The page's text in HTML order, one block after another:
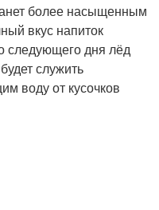
более насыщенным
вкус напиток
следующего дня лёд
служить
воду от кусочков